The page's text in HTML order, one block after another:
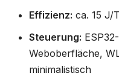
Effizienz: ca. 15 J/
Steuerung:
Weboberfläche,
minimalistisch